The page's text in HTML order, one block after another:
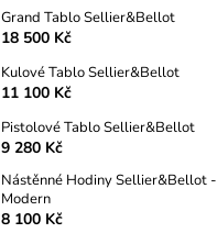
Grand Tablo Sellier&Bellot
18 500 Kč
Kulové Tablo Sellier&Bellot
11 100 Kč
Pistolové Tablo Sellier&Bellot
9 280 Kč
Nástěnné Hodiny Sellier&Bellot -
Modern
8 100 Kč